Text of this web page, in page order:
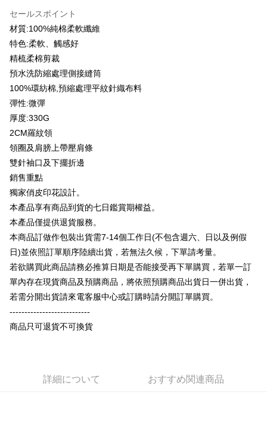
聯邦商業銀行
玉山商業銀行
台新國際商業銀行
台湾楽天クレジットカード会社
HSBC(台湾)商業銀行
聯邦商業銀行
元大商業銀行
台新國際商業銀行
台湾楽天クレジットカード会社
台湾中小企業銀行
HSBC(台湾)商業銀行
聯邦商業銀行
元大商業銀行
玉山商業銀行
台湾楽天クレジットカード会社
Apple Pay
JKOPAY
Easy Wallet
Google Pay
Plus Pay
OP Pay Later
説明
1. 本サービスは台湾大哥大によって提供され、台湾大哥大のユーザーは追
加の申請なしで即時に利用可能です。
2. 支払い方法で「OP Pay Later」を選択すると、注文が成立した後に自動
的に OP Pay Later の取引プロセスに移行し、携帯番号を確認後、分割払
いの回数や支払い期限を選択し、支払いを確認すると取引が完了します。
3. 実際の承認額、分割回数および費用については、後続の取引確認ページ
4. 注文成立後30分以内に確認取引を行わない場合や審査が通過しない場
合、注文は自動的にキャンセルされます。「転専審査」に未通過の状況が
発生した場合は、システムの評価基準に達していないことを意味し、評価
内容についての説明はいたしかねます。
1. 分割払いの金額は電信請求書に統合されず、「OP Pay Later」は毎月の
締め日後に支払いリマインダーのSMSを送信します。
【注意事項】
AFTEE代金後払い
説明
一、 AFTEE代金後払いについて
1.お支払い方法でAFTEE代金後払いを選択すると、携帯電話認証ウィンド
ウが表示されます。
2.SMSで認証してお支払い手続を進めてください。
3.注文するときのお支払いは不要です。商品はご指定の住所に配送されま
4.ご注文が完了すると、携帯に支払い通知のSMSが届きます。アプリ会員
の場合は、AFTEE アプリプッシュ通知が届きます。
5.商品受け取り時のお支払いは不要です。商品を確かめてから、SMSまた
はアプリの通知に従って、4大コンビニ、またはATM/オンラインバンキン
グでお支払いください。
代金納付期限は最短で 14 日以内ですので、ご注意ください。AFTEE アプ
リをダウンロードして AFTEE 会員になるとお支払い期限を最長 45 日以内
とに計算されます。AFTEEで注文すると、商品を受け取るまで支払い期限
を延長できますが、商品を期限内に受け取れない場合があります（例：予
配送方法
全家付款取貨
配送毎にNT$65、NT$899以上で送料無料
付款後全家取貨
配送毎にNT$60、NT$899以上で送料無料
7-11付款取貨
配送毎にNT$60、NT$899以上で送料無料
セールスポイント
材質:100%純棉柔軟纖維
特色:柔軟、觸感好
精梳柔棉剪裁
預水洗防縮處理側接縫筒
100%環紡棉,預縮處理平紋針織布料
彈性:微彈
厚度:330G
2CM羅紋領
領圈及肩膀上帶壓肩條
雙針袖口及下擺折邊
銷售重點
獨家俏皮印花設計。
本產品享有商品到貨的七日鑑賞期權益。
本產品僅提供退貨服務。
本商品訂做作包裝出貨需7-14個工作日(不包含週六、日以及例假
日)並依照訂單順序陸續出貨，若無法久候，下單請考量。
若欲購買此商品請務必推算日期是否能接受再下單購買，若單一訂
單內存在現貨商品及預購商品，將依照預購商品出貨日一併出貨，
若需分開出貨請來電客服中心或訂購時請分開訂單購買。
---------------------------
商品只可退貨不可換貨
詳細について おすすめ関連商品